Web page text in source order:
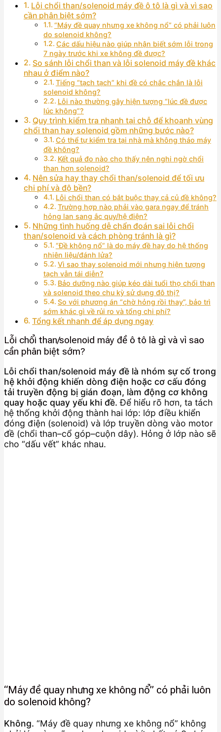
Lỗi chổi than/solenoid máy đề ô tô là gì và vì sao
cần phân biệt sớm?
“Máy đề quay nhưng xe không nổ” có phải luôn
do solenoid không?
Các dấu hiệu nào giúp nhận biết sớm lỗi trong
7 ngày trước khi xe không đề được?
So sánh lỗi chổi than và lỗi solenoid máy đề khác
nhau ở điểm nào?
Tiếng “tạch tạch” khi đề có chắc chắn là lỗi
solenoid không?
Lỗi nào thường gây hiện tượng “lúc đề được
lúc không”?
Quy trình kiểm tra nhanh tại chỗ để khoanh vùng
chổi than hay solenoid gồm những bước nào?
Có thể tự kiểm tra tại nhà mà không tháo máy
đề không?
Kết quả đo nào cho thấy nên nghi ngờ chổi
than hơn solenoid?
Nên sửa hay thay chổi than/solenoid để tối ưu
chi phí và độ bền?
Lỗi chổi than có bắt buộc thay cả củ đề không?
Trường hợp nào phải vào gara ngay để tránh
hỏng lan sang ắc quy/hệ điện?
Những tình huống dễ chẩn đoán sai lỗi chổi
than/solenoid và cách phòng tránh là gì?
“Đề không nổ” là do máy đề hay do hệ thống
nhiên liệu/đánh lửa?
Vì sao thay solenoid mới nhưng hiện tượng
tạch vẫn tái diễn?
Bảo dưỡng nào giúp kéo dài tuổi thọ chổi than
và solenoid theo chu kỳ sử dụng đô thị?
So với phương án “chờ hỏng rồi thay”, bảo trì
sớm khác gì về rủi ro và tổng chi phí?
Tổng kết nhanh để áp dụng ngay
Lỗi chổi than/solenoid máy đề ô tô là gì và vì sao
cần phân biệt sớm?
Lỗi chổi than/solenoid máy đề là nhóm sự cố trong
hệ khởi động khiến dòng điện hoặc cơ cấu đóng
tải truyền động bị gián đoạn, làm động cơ không
quay hoặc quay yếu khi đề. Để hiểu rõ hơn, ta tách
hệ thống khởi động thành hai lớp: lớp điều khiển
đóng điện (solenoid) và lớp truyền dòng vào motor
đề (chổi than–cổ góp–cuộn dây). Hỏng ở lớp nào sẽ
cho “dấu vết” khác nhau.
“Máy đề quay nhưng xe không nổ” có phải luôn
do solenoid không?
Không. “Máy đề quay nhưng xe không nổ” không